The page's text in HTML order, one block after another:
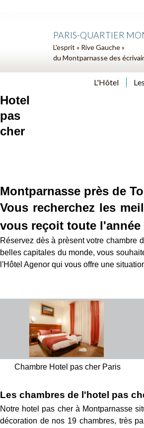
PARIS-QUARTIER
L'esprit « Rive Gauche »
du Montparnasse des
L'Hôtel
Hotel
pas
cher
Montparnasse près de
Vous recherchez les
vous reçoit toute
Réservez dès à prèsent votre chambre
belles capitales du monde, vous
l'Hôtel Agenor qui vous offre une
Chambre Hotel pas cher Paris
Les chambres de l'hotel pas
Notre hotel pas cher à Montparnasse
décoration de nos 19 chambres, très